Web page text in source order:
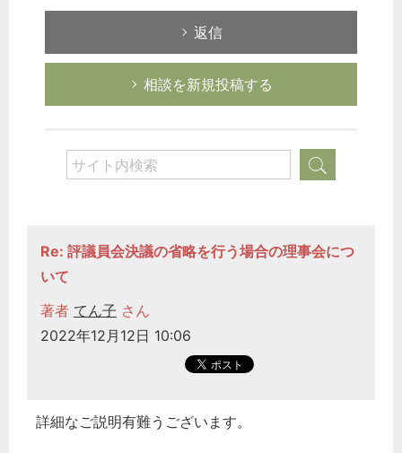
返信
相談を新規投稿する
Re: 評議員会決議の省略を行う場合の理事会につ
いて
著者 てん子 さん
2022年12月12日 10:06
詳細なご説明有難うございます。